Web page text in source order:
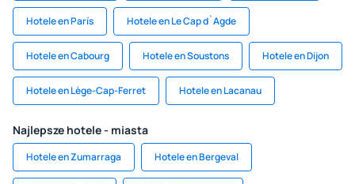
Hotele en París Hotele en Le Cap d`Agde
Hotele en Cabourg Hotele en Soustons Hotele en Dijon
Hotele en Lège-Cap-Ferret Hotele en Lacanau
Najlepsze hotele - miasta
Hotele en Zumarraga Hotele en Bergeval